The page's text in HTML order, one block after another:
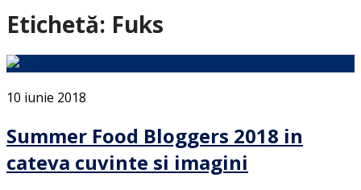
Etichetă: Fuks
10 iunie 2018
Summer Food Bloggers 2018 in
cateva cuvinte si imagini